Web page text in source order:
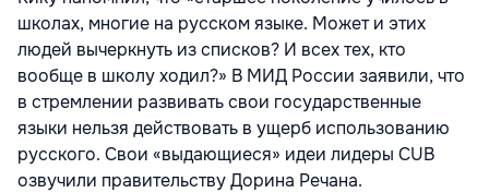
школах, многие на русском языке. Может и этих
людей вычеркнуть из списков? И всех тех, кто
вообще в школу ходил?» В МИД России заявили, что
в стремлении развивать свои государственные
языки нельзя действовать в ущерб использованию
русского. Свои «выдающиеся» идеи лидеры CUB
озвучили правительству Дорина Речана.